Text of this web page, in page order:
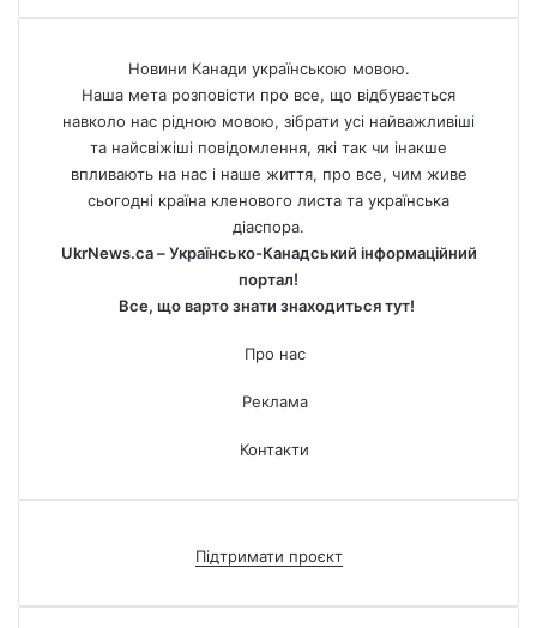
Новини Канади українською мовою.
Наша мета розповісти про все, що відбувається
навколо нас рідною мовою, зібрати усі найважливіші
та найсвіжіші повідомлення, які так чи інакше
впливають на нас і наше життя, про все, чим живе
сьогодні країна кленового листа та українська
діаспора.
UkrNews.ca – Українсько-Канадський інформаційний
портал!
Все, що варто знати знаходиться тут!
Про нас
Реклама
Контакти
Підтримати проєкт